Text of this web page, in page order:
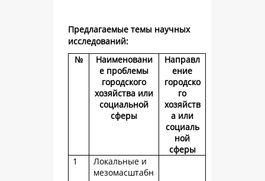
Предлагаемые темы научных
исследований:
№
Наименовани
е проблемы
городского
хозяйства или
социальной
сферы
Направл
ение
городско
го
хозяйств
а или
социаль
ной
сферы
1
Локальные и
мезомасштабн